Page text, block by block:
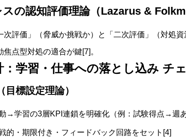
の認知評価理論（Lazarus &
次評価」（脅威か挑戦か）と「二次評価」（対処
焦点型対処の適合が鍵[7]。
：学習・仕事への落とし込み チ
目標設定理論）
→学習の3層KPI連鎖を明確化（例：試験得点→週
的・期限付き・フィードバック回路をセット[4]